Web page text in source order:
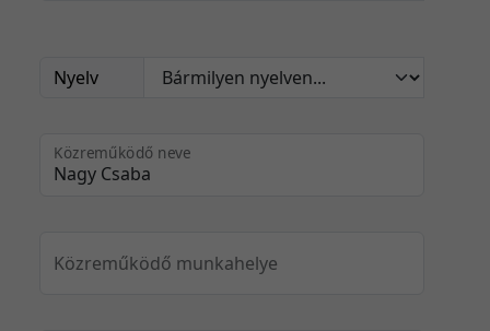
Nyelv
Közreműködő neve
Közreműködő munkahelye